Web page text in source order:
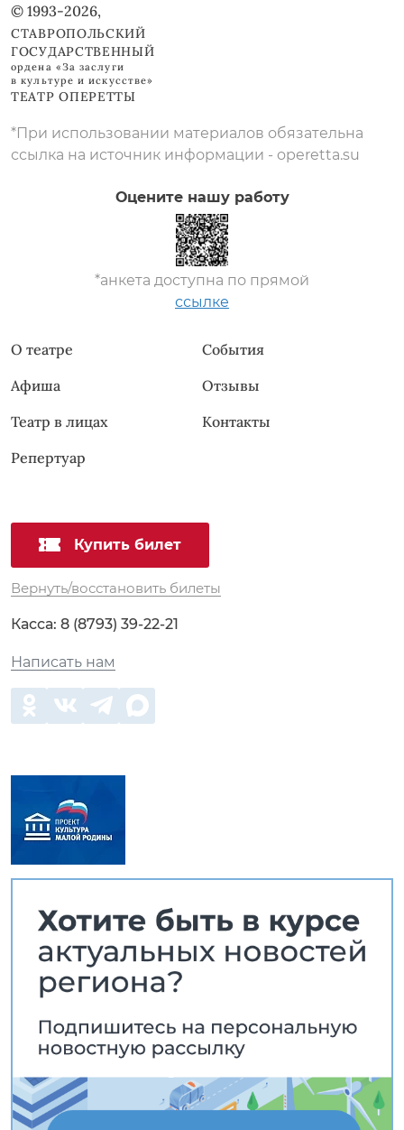
© 1993-2026,
СТАВРОПОЛЬСКИЙ
ГОСУДАРСТВЕННЫЙ
ордена «За заслуги
в культуре и искусстве»
ТЕАТР ОПЕРЕТТЫ
*При использовании материалов обязательна
ссылка на источник информации - operetta.su
Оцените нашу работу
*анкета доступна по прямой
ссылке
О театре
Афиша
Театр в лицах
Репертуар
События
Отзывы
Контакты
Купить билет
Вернуть/восстановить билеты
Касса: 8 (8793) 39-22-21
Написать нам